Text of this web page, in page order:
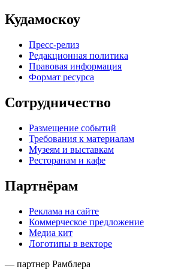
Кудамоскоу
Пресс-релиз
Редакционная политика
Правовая информация
Формат ресурса
Сотрудничество
Размещение событий
Требования к материалам
Музеям и выставкам
Ресторанам и кафе
Партнёрам
Реклама на сайте
Коммерческое предложение
Медиа кит
Логотипы в векторе
— партнер Рамблера